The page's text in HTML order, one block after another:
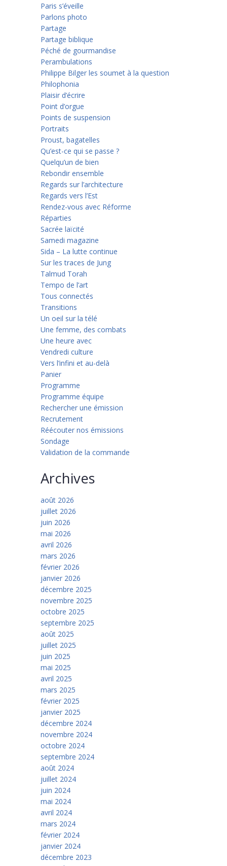
Paris s’éveille
Parlons photo
Partage
Partage biblique
Péché de gourmandise
Perambulations
Philippe Bilger les soumet à la question
Philophonia
Plaisir d’écrire
Point d’orgue
Points de suspension
Portraits
Proust, bagatelles
Qu’est-ce qui se passe ?
Quelqu’un de bien
Rebondir ensemble
Regards sur l’architecture
Regards vers l’Est
Rendez-vous avec Réforme
Réparties
Sacrée laïcité
Samedi magazine
Sida – La lutte continue
Sur les traces de Jung
Talmud Torah
Tempo de l’art
Tous connectés
Transitions
Un oeil sur la télé
Une femme, des combats
Une heure avec
Vendredi culture
Vers l’infini et au-delà
Panier
Programme
Programme équipe
Rechercher une émission
Recrutement
Réécouter nos émissions
Sondage
Validation de la commande
Archives
août 2026
juillet 2026
juin 2026
mai 2026
avril 2026
mars 2026
février 2026
janvier 2026
décembre 2025
novembre 2025
octobre 2025
septembre 2025
août 2025
juillet 2025
juin 2025
mai 2025
avril 2025
mars 2025
février 2025
janvier 2025
décembre 2024
novembre 2024
octobre 2024
septembre 2024
août 2024
juillet 2024
juin 2024
mai 2024
avril 2024
mars 2024
février 2024
janvier 2024
décembre 2023